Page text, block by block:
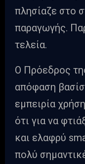
πλησίαζε στο
παραγωγής.
τελεία.
Ο Πρόεδρος
απόφαση
εμπειρία
ότι για να
και ελαφρύ
πολύ